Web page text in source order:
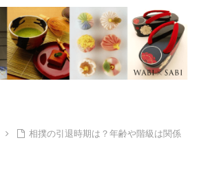
相撲の引退時期は？年齢や階級は関係